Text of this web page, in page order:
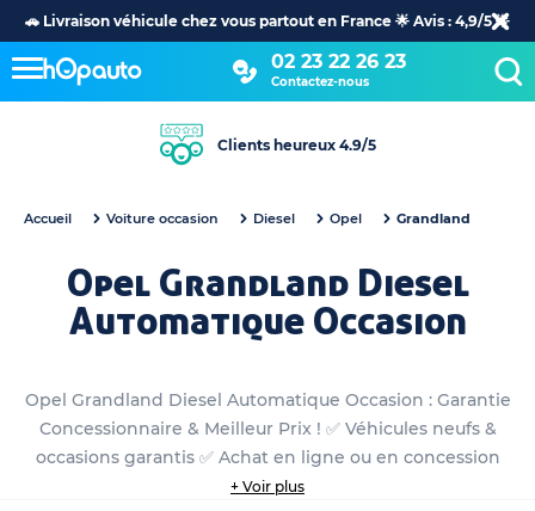
🚗 Livraison véhicule chez vous partout en France 🌟 Avis : 4,9/5 🌟
02 23 22 26 23
Contactez-nous
Clients heureux 4.9/5
Accueil Voiture occasion Diesel Opel Grandland
Opel Grandland Diesel
Automatique Occasion
Opel Grandland Diesel Automatique Occasion : Garantie
Concessionnaire & Meilleur Prix ! ✅ Véhicules neufs &
occasions garantis ✅ Achat en ligne ou en concession
+ Voir plus